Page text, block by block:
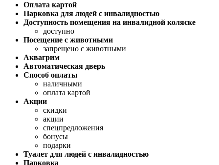
Оплата картой
Парковка для людей с инвалидностью
Доступность помещения на инвалидной коляске
доступно
Посещение с животными
запрещено с животными
Аквагрим
Автоматическая дверь
Способ оплаты
наличными
оплата картой
Акции
скидки
акции
спецпредложения
бонусы
подарки
Туалет для людей с инвалидностью
Парковка